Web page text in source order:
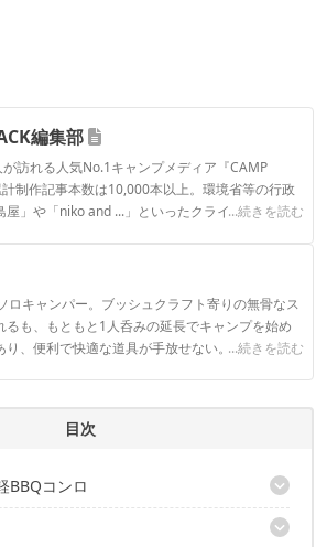
編集部
訪れる人気No.1キャンプメディア『CAMP
制作記事本数は10,000本以上。環境省等の行政
屋」や「niko and ...」といったクライアントとの
...続きを読む
編集部のプロフィール
ロキャンパー。ブッシュクラフト寄りの無骨なス
るも、もともと1人呑みの延長でキャンプを始め
り、便利で快適な道具が手放せない。...続きを読む
フィール
目次
BBQコンロ
れは扱いやすそう！